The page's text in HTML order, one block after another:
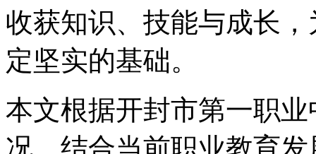
收获知识、技能与成长
定坚实的基础。
本文根据开封市第一职
况，结合当前职业教育